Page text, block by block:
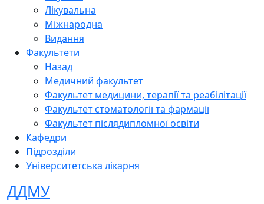
Лікувальна
Міжнародна
Видання
Факультети
Назад
Медичний факультет
Факультет медицини, терапії та реабілітації
Факультет стоматології та фармації
Факультет післядипломної освіти
Кафедри
Підрозділи
Університетська лікарня
ДДМУ